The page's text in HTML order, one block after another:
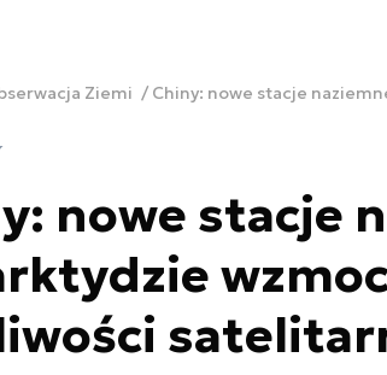
Ziemi Chiny: nowe stacje
nowe stacje